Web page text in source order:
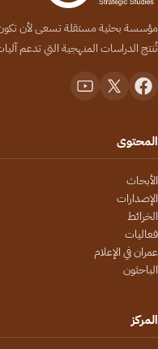
مؤسسة بحثية مستقلة تسعى لأن تكون
تُنتج الدراسات المنهجية التي تدعم
المحتوى
الأبحاث
الإصدارات
الخرائط
فعاليات
عمران في الإعلام
الباحثون
المركز